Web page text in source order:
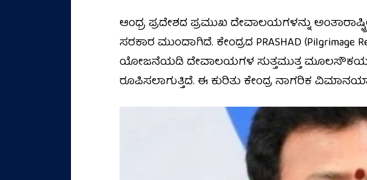
ಆಂಧ್ರ ಪ್ರದೇಶದ ಪ್ರಮುಖ ದೇವಾಲಯಗಳನ್ನು
ಸರಕಾರ ಮುಂದಾಗಿದೆ. ಕೇಂದ್ರದ PRASHAD (Pilgrimage
ಯೋಜನೆಯಡಿ ದೇವಾಲಯಗಳ ಸುತ್ತಮುತ್ತ ಮೂಲಸೌಕರ್ಯ
ರೂಪಿಸಲಾಗುತ್ತಿದೆ. ಈ ಕುರಿತು ಕೇಂದ್ರ ನಾಗರಿಕ